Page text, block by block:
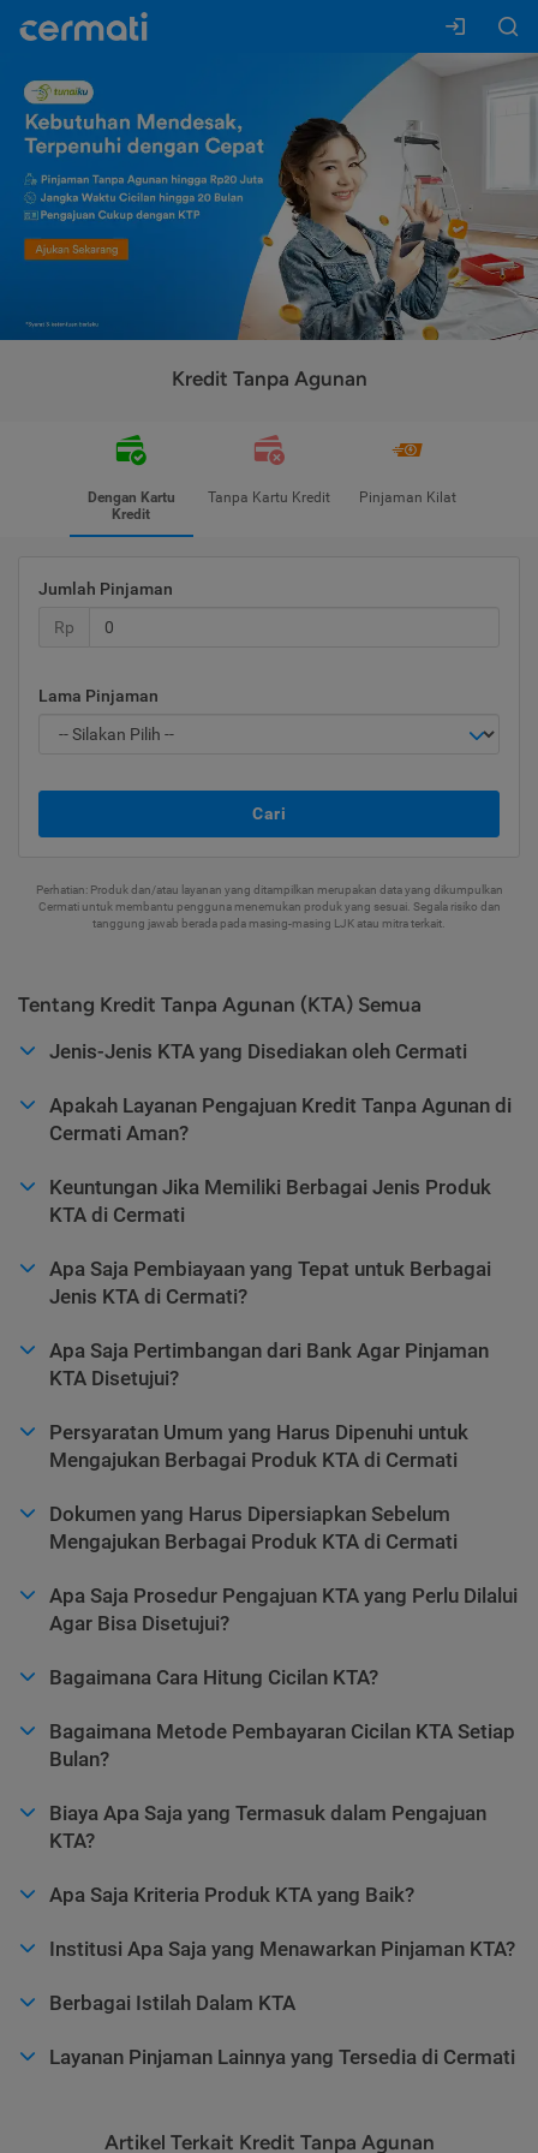
Kredit Tanpa Agunan
Dengan Kartu
Kredit
Tanpa Kartu Kredit Pinjaman Kilat
Jumlah Pinjaman
Rp
Lama Pinjaman
Cari
Perhatian: Produk dan/atau layanan yang ditampilkan merupakan data yang dikumpulkan
Cermati untuk membantu pengguna menemukan produk yang sesuai. Segala risiko dan
tanggung jawab berada pada masing-masing LJK atau mitra terkait.
Tentang Kredit Tanpa Agunan (KTA) Semua
Jenis-Jenis KTA yang Disediakan oleh Cermati
Apakah Layanan Pengajuan Kredit Tanpa Agunan di
Cermati Aman?
Keuntungan Jika Memiliki Berbagai Jenis Produk
KTA di Cermati
Apa Saja Pembiayaan yang Tepat untuk Berbagai
Jenis KTA di Cermati?
Apa Saja Pertimbangan dari Bank Agar Pinjaman
KTA Disetujui?
Persyaratan Umum yang Harus Dipenuhi untuk
Mengajukan Berbagai Produk KTA di Cermati
Dokumen yang Harus Dipersiapkan Sebelum
Mengajukan Berbagai Produk KTA di Cermati
Apa Saja Prosedur Pengajuan KTA yang Perlu Dilalui
Agar Bisa Disetujui?
Bagaimana Cara Hitung Cicilan KTA?
Bagaimana Metode Pembayaran Cicilan KTA Setiap
Bulan?
Biaya Apa Saja yang Termasuk dalam Pengajuan
KTA?
Apa Saja Kriteria Produk KTA yang Baik?
Institusi Apa Saja yang Menawarkan Pinjaman KTA?
Berbagai Istilah Dalam KTA
Layanan Pinjaman Lainnya yang Tersedia di Cermati
Artikel Terkait Kredit Tanpa Agunan